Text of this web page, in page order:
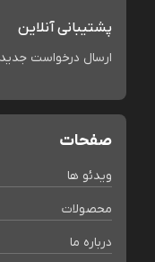
پشتیبانی آنلاین
ارسال درخواست جدید
صفحات
ویدئو ها
محصولات
درباره ما